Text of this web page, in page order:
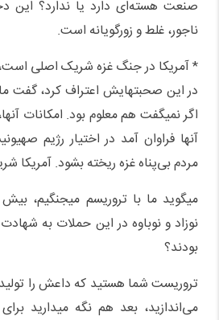
صنعت هسته‌ای دارد یا ندارد؟ این
ناجور، غلط و زورگویانه است.
* آمریکا در جنگ غزه شریک اصلی
در این صحبتهایش اعتراف کرد، گفت ما
اگر نمیگفت هم معلوم بود. امکانات
آنها فراوان آمد در اختیار رژیم
مردم بی‌پناه غزه ریخته بشود.
میگوید ما با تروریسم میجنگیم،
نوزاد و نوباوه در این حملات به
بودند؟
تروریست شما هستید که داعش را
می‌اندازید، بعد هم نگه میدارید